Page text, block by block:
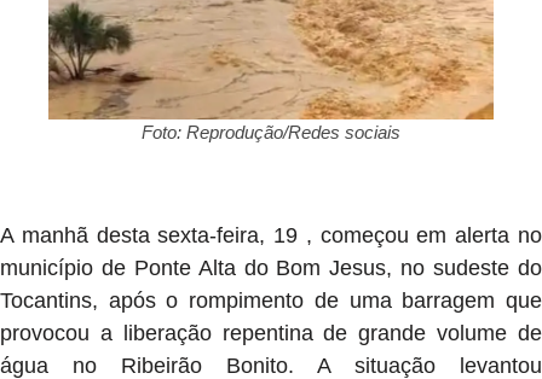
Foto: Reprodução/Redes sociais
A manhã desta sexta-feira, 19 , começou em alerta no
município de Ponte Alta do Bom Jesus, no sudeste do
Tocantins, após o rompimento de uma barragem que
provocou a liberação repentina de grande volume de
água no Ribeirão Bonito. A situação levantou